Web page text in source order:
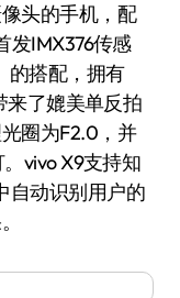
头的手机，配
发IMX376传感
的搭配，拥有
来了媲美单反拍
圈为F2.0，并
vivo X9支持知
自动识别用户的